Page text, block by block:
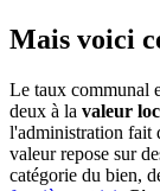
Mais voici
Le taux communal
deux à la valeur
l'administration fait
valeur repose sur
catégorie du bien,